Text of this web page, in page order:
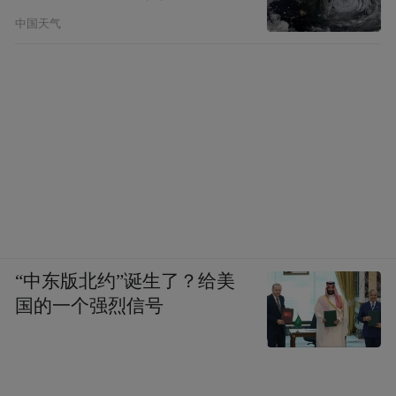
中国天气
“中东版北约”诞生了？给美
国的一个强烈信号